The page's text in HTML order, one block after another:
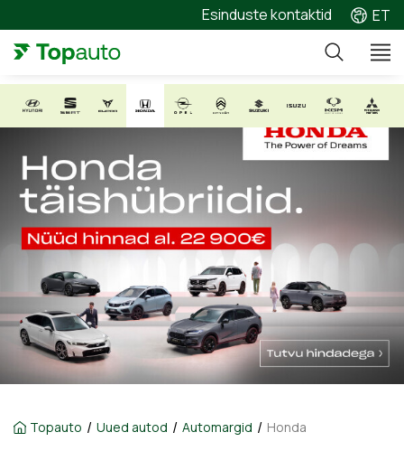
Esinduste kontaktid ET
Topauto / Uued autod / Automargid / Honda